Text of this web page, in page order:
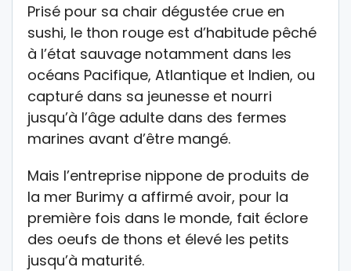
Prisé pour sa chair dégustée crue en
sushi, le thon rouge est d’habitude pêché
à l’état sauvage notamment dans les
océans Pacifique, Atlantique et Indien, ou
capturé dans sa jeunesse et nourri
jusqu’à l’âge adulte dans des fermes
marines avant d’être mangé.
Mais l’entreprise nippone de produits de
la mer Burimy a affirmé avoir, pour la
première fois dans le monde, fait éclore
des oeufs de thons et élevé les petits
jusqu’à maturité.